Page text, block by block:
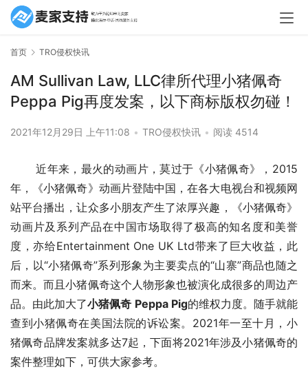
首页 TRO侵权快讯
AM Sullivan Law, LLC律所代理小猪佩奇
Peppa Pig再度发案，以下商标版权勿碰！
2021年12月29日 上午11:08 • TRO侵权快讯 • 阅读 4514
       近年来，最火的动画片，莫过于《小猪佩奇》，2015
年，《小猪佩奇》动画片登陆中国，在各大电视台和视频网
站平台播出，让众多小朋友产生了浓厚兴趣，《小猪佩奇》
动画片及系列产品在中国市场取得了极高的知名度和美誉
度，亦给Entertainment One UK Ltd带来了巨大收益，此
后，以“小猪佩奇”系列形象为主要卖点的“山寨”商品也随之
而来。而且小猪佩奇这个人物形象也被演化成很多的周边产
品。由此加大了小猪佩奇 Peppa Pig的维权力度。随手就能
查到小猪佩奇在美国法院的诉讼案。2021年一至十月，小
猪佩奇品牌发案就多达7起，下面将2021年涉及小猪佩奇的
案件整理如下，可供大家参考。